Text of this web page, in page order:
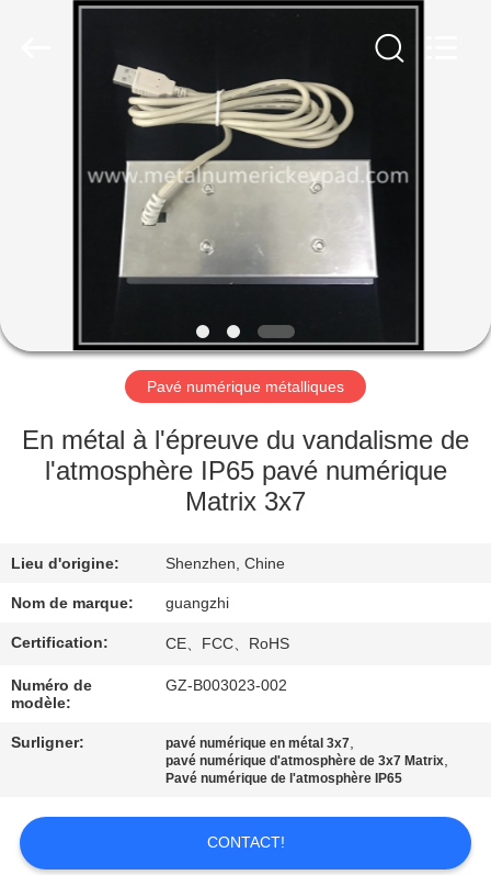
PRODUITS
DE
NOUS
VISITE
D'USINE
DE
QUALITÉ
CONTACTEZ-
NOUS
DEMANDEZ
UNE
CITATION
Pavé numérique métalliques
En métal à l'épreuve du vandalisme de
l'atmosphère IP65 pavé numérique
Matrix 3x7
Lieu d'origine: Shenzhen, Chine
Nom de marque: guangzhi
Certification: CE、FCC、RoHS
Numéro de
modèle:
GZ-B003023-002
Surligner: pavé numérique en métal 3x7,
pavé numérique d'atmosphère de 3x7 Matrix,
Pavé numérique de l'atmosphère IP65
CONTACT!